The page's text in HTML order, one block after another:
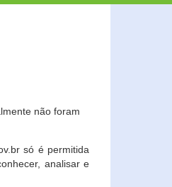
não foram
só é permitida
analisar e